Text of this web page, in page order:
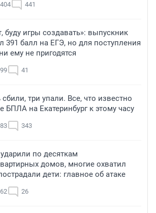
441
буду игры создавать»: выпускник
391 балл на ЕГЭ, но для поступления
ему не пригодятся
41
три упали. Все, что известно
БПЛА на Екатеринбург к этому часу
343
по десяткам
домов, многие охватил
дети: главное об атаке
26